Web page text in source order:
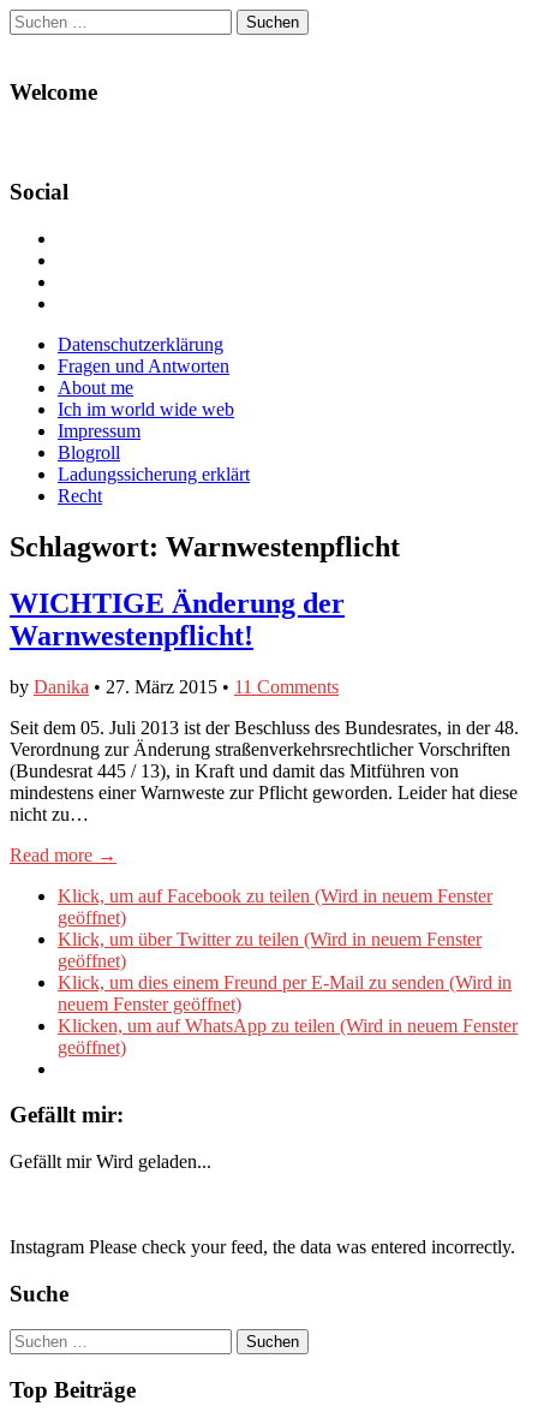
Suchen
nach:
Welcome
Social
Facebook
anzeigen
Twitter
anzeigen
auf
Instagram
anzeigen
Main
menu
Skip
content
Datenschutzerklärung
Fragen und Antworten
About me
Ich im world wide web
Impressum
Blogroll
Ladungssicherung erklärt
Recht
Schlagwort: Warnwestenpflicht
WICHTIGE Änderung der
Warnwestenpflicht!
by Danika • 27. März 2015 • 11 Comments
Seit dem 05. Juli 2013 ist der Beschluss des Bundesrates, in der 48.
Verordnung zur Änderung straßenverkehrsrechtlicher Vorschriften
(Bundesrat 445 / 13), in Kraft und damit das Mitführen von
mindestens einer Warnweste zur Pflicht geworden. Leider hat diese
nicht zu…
Read more →
Klick, um auf Facebook zu teilen (Wird in neuem Fenster
geöffnet)
Klick, um über Twitter zu teilen (Wird in neuem Fenster
geöffnet)
Klick, um dies einem Freund per E-Mail zu senden (Wird in
neuem Fenster geöffnet)
Klicken, um auf WhatsApp zu teilen (Wird in neuem Fenster
geöffnet)
Gefällt mir:
Gefällt mir Wird geladen...
Instagram Please check your feed, the data was entered incorrectly.
Suche
Suchen
nach:
Top Beiträge